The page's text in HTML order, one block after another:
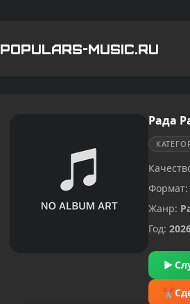
POPULARS-MUSIC.RU
Рада
Формат:
Жанр:
Год:
▶
✂